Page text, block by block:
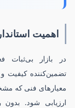
اهمیت
در بازار بی‌ثبات
تضمین‌کننده کیفیت
معیارهای فنی که
ارزیابی شود. بدون